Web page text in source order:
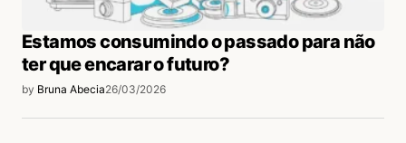
Estamos consumindo o passado para não
ter que encarar o futuro?
by Bruna Abecia26/03/2026